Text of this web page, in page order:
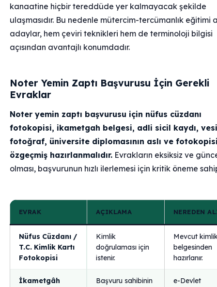
kanaatine hiçbir tereddüde yer kalmayacak şekilde
ulaşmasıdır. Bu nedenle mütercim-tercümanlık eğitimi
adaylar, hem çeviri teknikleri hem de terminoloji bilgisi
açısından avantajlı konumdadır.
Noter Yemin Zaptı Başvurusu İçin Gerekli
Evraklar
Noter yemin zaptı başvurusu için nüfus cüzdanı
fotokopisi, ikametgah belgesi, adli sicil kaydı,
fotoğraf, üniversite diplomasının aslı ve
özgeçmiş hazırlanmalıdır. Evrakların eksiksiz ve
olması, başvurunun hızlı ilerlemesi için kritik öneme
EVRAK AÇIKLAMA NEREDEN
Nüfus Cüzdanı /
T.C. Kimlik Kartı
Fotokopisi
Kimlik
doğrulaması için
istenir.
Mevcut
belgesinden
hazırlanır.
İkametgâh Başvuru sahibinin e-Devlet